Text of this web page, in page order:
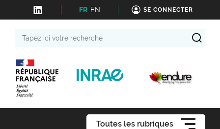
FR EN SE CONNECTER
recherche
Toutes les rubriques